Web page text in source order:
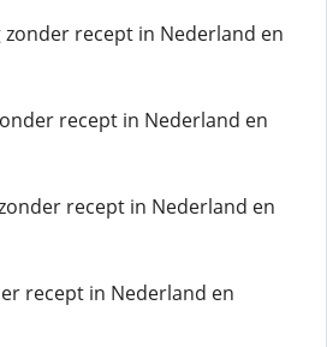
zonder recept in Nederland en
recept in Nederland en
recept in Nederland en
recept in Nederland en